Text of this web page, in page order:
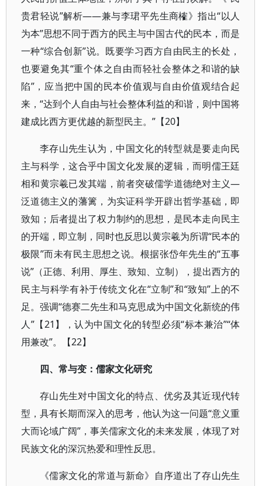
贵君轻说”解析——兼与李珺平先生商榷》指出“以人
为本”思想不同于西方的民主与中国古代的民本，而是
一种“综合创新”说。既要学习西方自由民主的长处，
也要避免其“重个体之自由而轻社会整体之和谐的缺
陷”，应当把中国的民本价值观与自由价值观结合起
来，“达到个人自由与社会整体利益的和谐，则中国将
建成比西方更优越的新型民主。”【20】
李存山先生认为，中国文化的转型就是要走向民
主与科学，这合乎中国文化发展的逻辑，而明儒王廷
相和黄宗羲已发其端，前者突破儒学道德绝对主义—
泛道德主义的藩篱，为实证科学开辟出哲学基础，即
致知；后者提出了权力制约的思想，是民本走向民主
的开端，即立制，同时也反思以黄宗羲为所谓“民本的
极限”而未有民主思想之说。根据张岱年先生的“五事
说”（正德、利用、厚生、致知、立制），提出西方的
民主与科学有补于传统文化在“立制”和“致知”上的不
足。强调“德赛二先生和马克思成为中国文化新统的伟
人”【21】，认为中国文化的转型必须“标本兼治”“体
用兼改”。【22】
四、常与变：儒家文化研究
存山先生对中国文化的特点、优劣及其近现代转
型，具有长期而深入的思考，他认为这一问题“意义重
大而论域广阔”，事关儒家文化的未来发展，体现了对
民族文化的深沉热爱和理性反思。
《儒家文化的常道与新命》自序道出了存山先生